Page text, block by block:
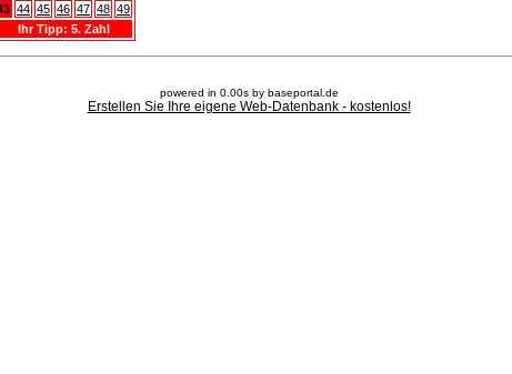
44 45 46 47 48 49
Ihr Tipp: 5. Zahl
powered in 0.00s by baseportal.de
Erstellen Sie Ihre eigene Web-Datenbank - kostenlos!